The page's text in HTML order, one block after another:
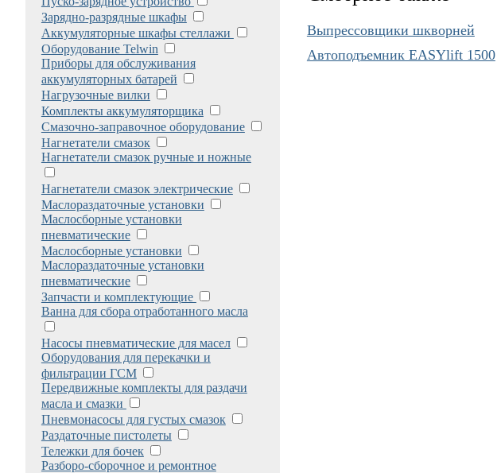
Зарядно-разрядные шкафы
Аккумуляторные шкафы стеллажи
Оборудование Telwin
Приборы для обслуживания
аккумуляторных батарей
Нагрузочные вилки
Комплекты аккумуляторщика
Смазочно-заправочное оборудование
Нагнетатели смазок
Нагнетатели смазок ручные и ножные
Нагнетатели смазок электрические
Маслораздаточные установки
Маслосборные установки
пневматические
Маслосборные установки
Маслораздаточные установки
пневматические
Запчасти и комплектующие
Ванна для сбора отработанного масла
Насосы пневматические для масел
Оборудования для перекачки и
фильтрации ГСМ
Передвижные комплекты для раздачи
масла и смазки
Пневмонасосы для густых смазок
Раздаточные пистолеты
Тележки для бочек
Разборо-сборочное и ремонтное
Выпрессовщики шкворней
Автоподъемник EASYlift 1500